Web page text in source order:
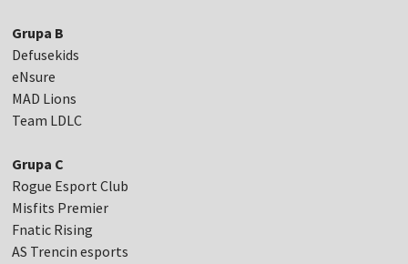
Grupa B
Defusekids
eNsure
MAD Lions
Team LDLC
Grupa C
Rogue Esport Club
Misfits Premier
Fnatic Rising
AS Trencin esports